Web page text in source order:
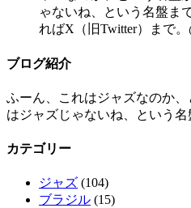
ゃないね、という名盤ま
ればX（旧Twitter）まで。
ブログ紹介
ふーん、これはジャズなのか
はジャズじゃないね、という名
カテゴリー
ジャズ (104)
ブラジル (15)